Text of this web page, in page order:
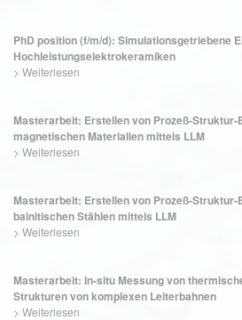
PhD position (f/m/d): Simulationsgetriebene
Hochleistungselektrokeramiken
> Weiterlesen
Masterarbeit: Erstellen von Prozeß-
magnetischen Materialien mittels LLM
> Weiterlesen
Masterarbeit: Erstellen von Prozeß-
bainitischen Stählen mittels LLM
> Weiterlesen
Masterarbeit: In-situ Messung von
Strukturen von komplexen Leiterbahnen
> Weiterlesen